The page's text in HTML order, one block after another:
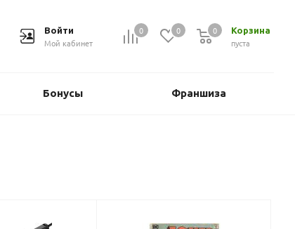
0 0 Корзина
пуста
0
Войти
Мой кабинет
Бонусы Франшиза